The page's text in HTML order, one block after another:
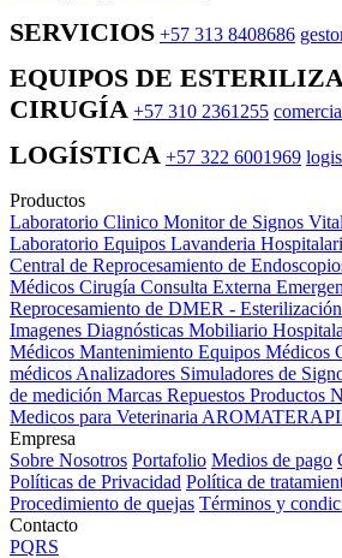
SERVICIOS +57 313 8408686
EQUIPOS DE
CIRUGÍA +57 310 2361255
LOGÍSTICA +57 322 6001969
Productos
Laboratorio Clinico Monitor de Signos
Laboratorio Equipos Lavanderia
Central de Reprocesamiento de
Médicos Cirugía Consulta Externa
Reprocesamiento de DMER - Esterilización
Imagenes Diagnósticas Mobiliario
Médicos Mantenimiento Equipos Médicos
médicos Analizadores Simuladores de
de medición Marcas Repuestos Productos
Medicos para Veterinaria
Empresa
Sobre Nosotros Portafolio Medios de pago
Políticas de Privacidad Política de
Procedimiento de quejas Términos y
Contacto
PQRS